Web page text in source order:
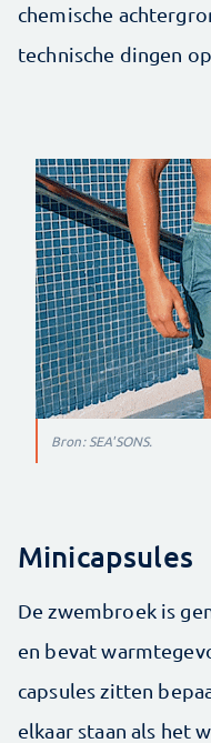
chemische
technische dingen
Bron: SEA'SONS.
Minicapsules
De zwembroek is
en bevat
capsules zitten
elkaar staan als het